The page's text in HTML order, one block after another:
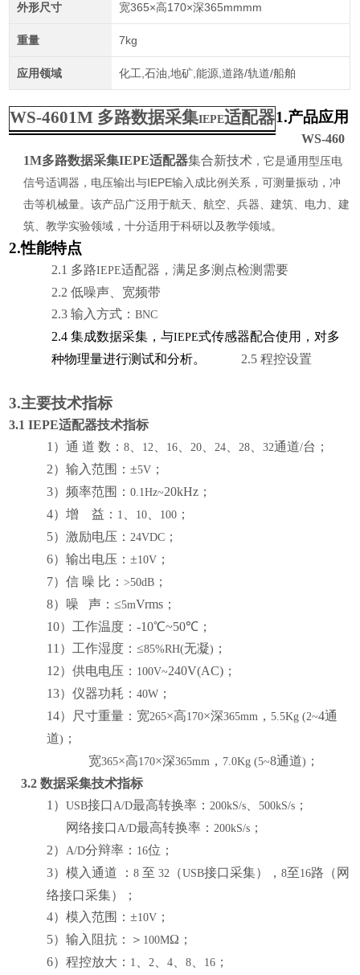
外形尺寸 宽365×高170×深365mmmm
重量 7kg
应用领域 化工,石油,地矿,能源,道路/轨道/船舶
WS-4601M 多路数据采集IEPE适配器1.产品应用
WS-460
1M多路数据采集IEPE适配器集合新技术 ，它是通用型压电
信号适调器，电压输出与IEPE输入成比例关系，可测量振动，冲
击等机械量。该产品广泛用于航天、航空、兵器、建筑、电力、建
筑、教学实验领域，十分适用于科研以及教学领域。
2.性能特点
2.1 多路IEPE适配器，满足多测点检测需要
2.2低噪声、宽频带
2.3输入方式：BNC
2.4集成数据采集，与IEPE式传感器配合使用，对多
种物理量进行测试和分析。
2.5程控设置
3.主要技术指标
3.1 IEPE适配器技术指标
1 ）通 道 数：8 12 16 20 24 28 、32通道/台；
2）输入范围：±5V ；
3）频率范围：0.1Hz~20kHz ；
4）增 益： 1 10 100 ；
5）激励电压： 24VDC ；
6）输出电压：±10V ；
7）信 噪 比：>50dB ；
8）噪 声：≤5mVrms ；
10）工作温度：-10℃~50℃；
11 ）工作湿度：≤85%RH(无凝) ；
12）供电电压： 100V~240V(AC) ；
13）仪器功耗：40W ；
14）尺寸重量：宽265×高170×深365mm ，5.5Kg (2~4通
道) ；
宽365×高170×深365mm ， 7.0Kg (5~8通道) ；
3.2数据采集技术指标
1 ）USB接口A/D最高转换率： 200kS/s 、500kS/s ；
网络接口A/D最高转换率： 200kS/s ；
2） A/D分辩率： 16位；
3）模入通道 ：8 至32 （USB接口采集），8至16路（网
络接口采集）；
4）模入范围：±10V ；
5）输入阻抗：＞ 100MΩ；
6）程控放大： 1 2 、4 、8 16 ；